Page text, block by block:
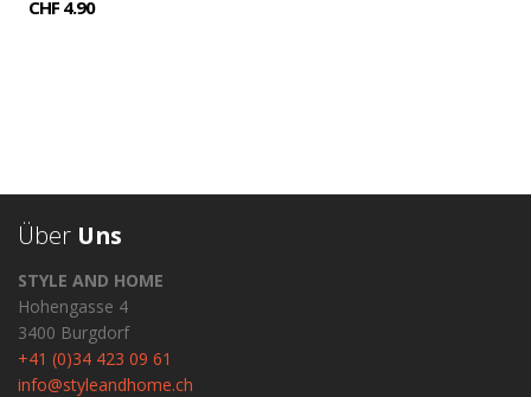
CHF 4.90
Über Uns
STYLE AND HOME
Hohengasse 4
3400 Burgdorf
+41 (0)34 423 09 61
info@styleandhome.ch